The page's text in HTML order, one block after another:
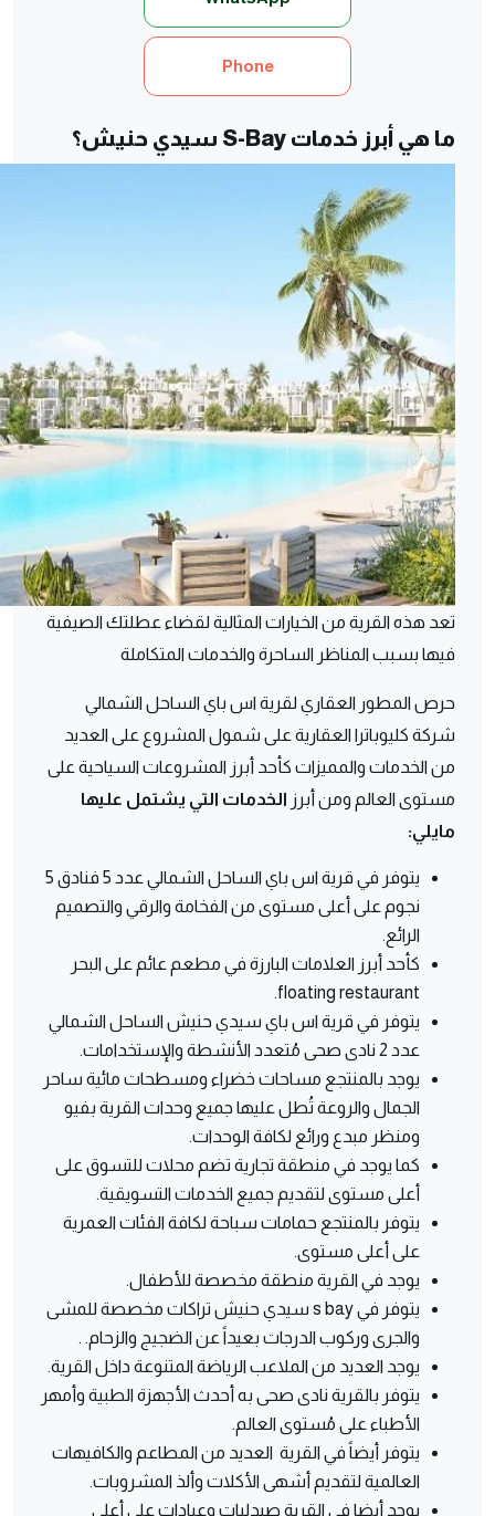
Phone
ما هي أبرز خدمات S-Bay سيدي حنيش؟
تعد هذه القرية من الخيارات المثالية لقضاء عطلتك الصيفية
فيها بسبب المناظر الساحرة والخدمات المتكاملة
حرص المطور العقاري لقرية اس باي الساحل الشمالي
شركة كليوباترا العقارية على شمول المشروع على العديد
من الخدمات والمميزات كأحد أبرز المشروعات السياحية على
مستوى العالم ومن أبرز الخدمات التي يشتمل عليها
مايلي:
يتوفر في قرية اس باي الساحل الشمالي عدد 5 فنادق 5
نجوم على أعلى مستوى من الفخامة والرقي والتصميم
الرائع.
كأحد أبرز العلامات البارزة في مطعم عائم على البحر
floating restaurant.
يتوفر في قرية اس باي سيدي حنيش الساحل الشمالي
عدد 2 نادى صحى مُتعدد الأنشطة والإستخدامات.
يوجد بالمنتجع مساحات خضراء ومسطحات مائية ساحر
الجمال والروعة تُطل عليها جميع وحدات القرية بفيو
ومنظر مبدع ورائع لكافة الوحدات.
كما يوجد في منطقة تجارية تضم محلات للتسوق على
أعلى مستوى لتقديم جميع الخدمات التسويقية.
يتوفر بالمنتجع حمامات سباحة لكافة الفئات العمرية
على أعلى مستوى.
يوجد في القرية منطقة مخصصة للأطفال.
يتوفر في s bay سيدي حنيش تراكات مخصصة للمشى
والجرى وركوب الدرجات بعيداً عن الضجيج والزحام. .
يوجد العديد من الملاعب الرياضة المتنوعة داخل القرية.
يتوفر بالقرية نادى صحى به أحدث الأجهزة الطبية وأمهر
الأطباء على مُستوى العالم.
يتوفر أيضاً في القرية العديد من المطاعم والكافيهات
العالمية لتقديم أشهى الأكلات وألذ المشروبات.
يوجد أيضا في القرية صيدليات وعيادات على أعلى